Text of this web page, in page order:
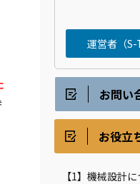
運営者（S-
お問い
お役立
【1】機械設計